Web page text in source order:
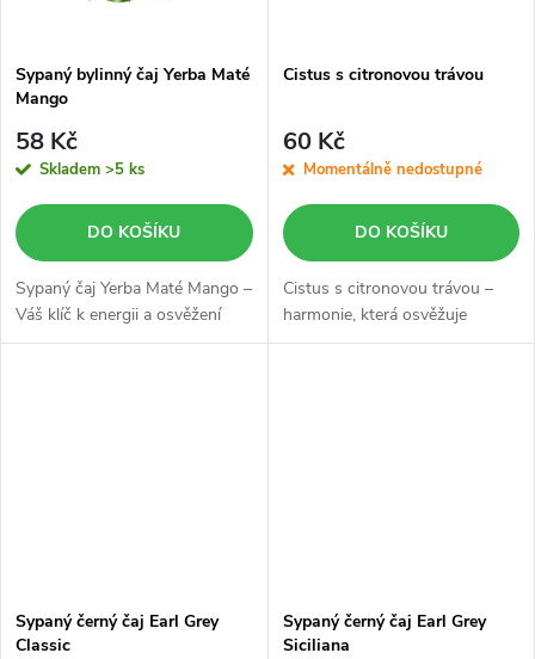
Sypaný bylinný čaj Yerba Maté
Mango
58 Kč
Skladem >5 ks
DO KOŠÍKU
Sypaný čaj Yerba Maté Mango –
Váš klíč k energii a osvěžení
Cistus s citronovou trávou
60 Kč
Momentálně nedostupné
DO KOŠÍKU
Cistus s citronovou trávou –
harmonie, která osvěžuje
Sypaný černý čaj Earl Grey
Classic
Sypaný černý čaj Earl Grey
Siciliana